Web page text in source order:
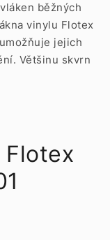
běžných
vinylu Flotex
jejich
Většinu skvrn
Flotex